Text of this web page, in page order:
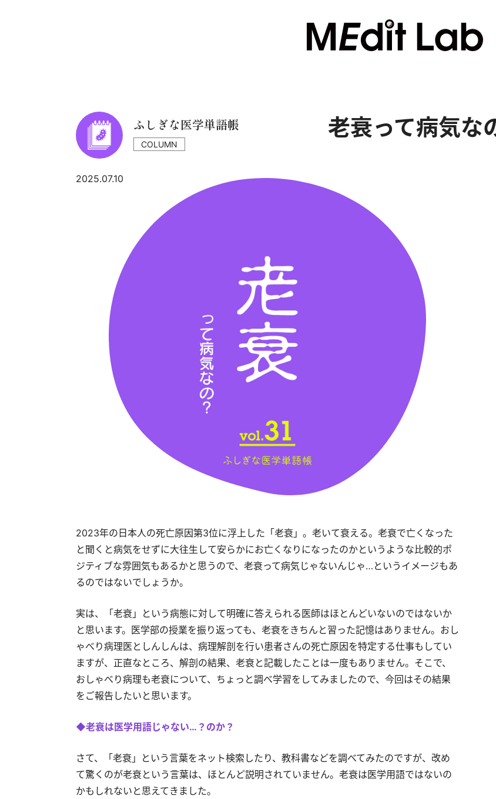
ふしぎな医学単語帳
COLUMN
2025.07.10
老衰って病気な
2023年の日本人の死亡原因第3位に浮上した「老衰」。老いて衰える。老衰で亡くなった
と聞くと病気をせずに大往生して安らかにお亡くなりになったのかというような比較的ポ
ジティブな雰囲気もあるかと思うので、老衰って病気じゃないんじゃ…というイメージもあ
るのではないでしょうか。
実は、「老衰」という病態に対して明確に答えられる医師はほとんどいないのではないか
と思います。医学部の授業を振り返っても、老衰をきちんと習った記憶はありません。おし
ゃべり病理医としんしんは、病理解剖を行い患者さんの死亡原因を特定する仕事もしてい
ますが、正直なところ、解剖の結果、老衰と記載したことは一度もありません。そこで、
おしゃべり病理も老衰について、ちょっと調べ学習をしてみましたので、今回はその結果
をご報告したいと思います。
◆老衰は医学用語じゃない…？のか？
さて、「老衰」という言葉をネット検索したり、教科書などを調べてみたのですが、改め
て驚くのが老衰という言葉は、ほとんど説明されていません。老衰は医学用語ではないの
かもしれないと思えてきました。